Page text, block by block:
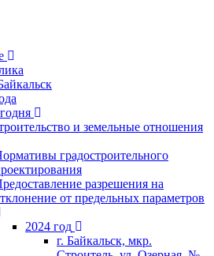
и земельные отношения
градостроительного
разрешения на
от предельных параметров
2024 год
г. Байкальск, мкр.